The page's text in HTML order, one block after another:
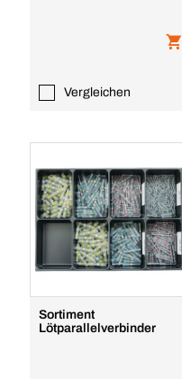
Vergleichen
Sortiment
Lötparallelverbinder